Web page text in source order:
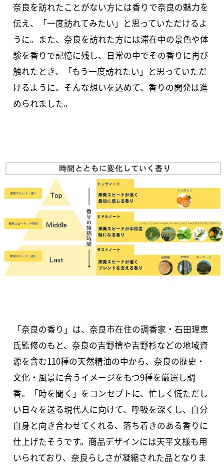
奈良を訪れたことがない方には香りで奈良の魅力を
伝え、「一度訪れてみたい」と思っていただけるよ
うに。また、奈良を訪れた方には滞在中の景色や体
験を香りで記憶に残し、日常の中でその香りに再び
触れたとき、「もう一度訪れたい」と思っていただ
けるように。そんな想いを込めて、香りの開発は進
められました。
「奈良の香り」は、奈良市在住の調香家・石田理恵
氏監修のもと、奈良の吉野檜や吉野杉などの地域資
源を含む110種の天然精油の中から、奈良の歴史・
文化・風景に合うイメージをもつ9種を厳選し調
香。「時を聞く」をコンセプトに、忙しく慌ただし
い日々を送る現代人に向けて、呼吸を深くし、自分
自身と向き合わせてくれる、落ち着きのある香りに
仕上げたそうです。商品デザインには天平文様も用
いられており、奈良らしさが凝縮された品となりま